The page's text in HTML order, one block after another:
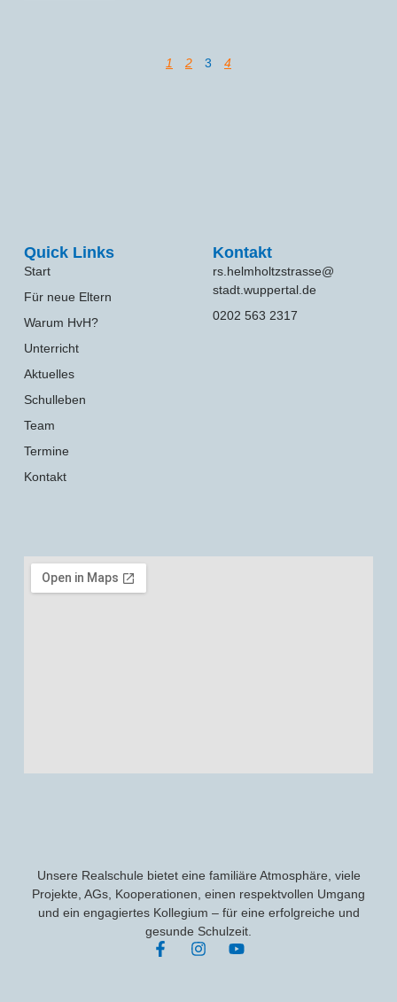
1 2 3 4
Unsere Realschule bietet eine familiäre Atmosphäre, viele
Projekte, AGs, Kooperationen, einen respektvollen Umgang
und ein engagiertes Kollegium – für eine erfolgreiche und
gesunde Schulzeit.
Quick Links
Start
Für neue Eltern
Warum HvH?
Unterricht
Aktuelles
Schulleben
Team
Termine
Kontakt
Kontakt
rs.helmholtzstrasse@
stadt.wuppertal.de
0202 563 2317